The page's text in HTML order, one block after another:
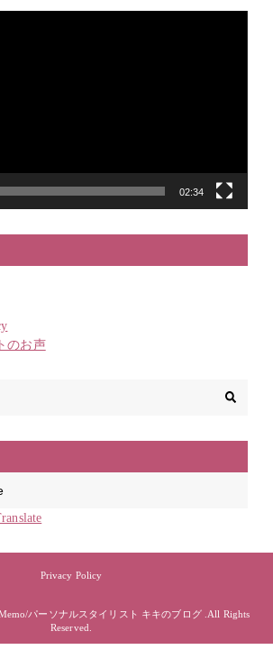
02:34
のお声
Privacy Policy
パーソナルスタイリスト キキのブログ.All Rights
Reserved.